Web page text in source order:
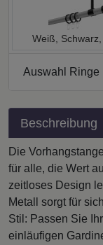
Weiß,
Auswahl Ringe
Beschreibung
Die
für alle, die Wert
zeitloses Design
Metall sorgt für
Stil: Passen Sie
einläufigen